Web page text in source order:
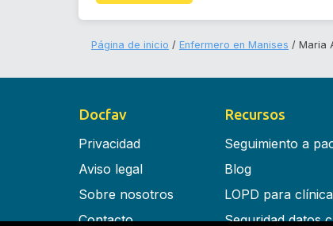
Página de inicio Enfermero en Manises Maria
Docfav
Privacidad
Aviso legal
Sobre nosotros
Contacto
Recursos
Seguimiento a
Blog
LOPD para
Seguridad datos